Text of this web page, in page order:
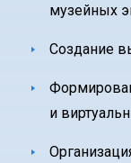
музейных
Создание
и